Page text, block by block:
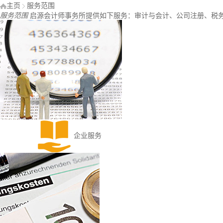
主页
服务范围
服务范围 启源会计师事务所提供如下服务：审计与会计、公司注册、
企业服务